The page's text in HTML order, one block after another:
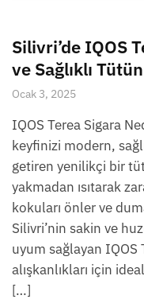
Silivri’de IQOS
ve Sağlıklı
Ocak 3, 2025
IQOS Terea Sigara
keyfinizi modern,
getiren yenilikçi bir
yakmadan ısıtarak
kokuları önler ve
Silivri’nin sakin ve
uyum sağlayan
alışkanlıkları için
[…]